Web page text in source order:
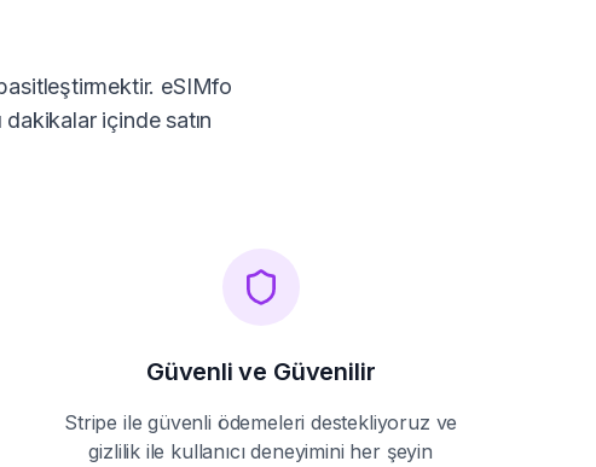
eSIMfo
dakikalar içinde satın
Güvenli ve Güvenilir
Stripe ile güvenli ödemeleri destekliyoruz ve
gizlilik ile kullanıcı deneyimini her şeyin